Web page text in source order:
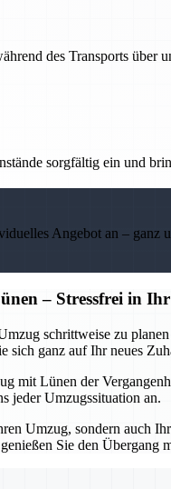
des Transports über
sorgfältig ein und
Angebot an – ganz
– Stressfrei in Ihr
schrittweise zu
sich ganz auf Ihr neues
mit Lünen der
jeder Umzugssituation an.
Umzug, sondern auch
Sie den Übergang